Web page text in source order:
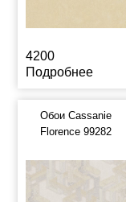
4200
Подробнее
Обои Cassanie
Florence 99282